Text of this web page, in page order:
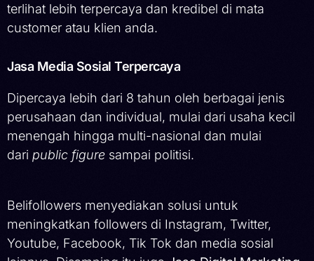
terlihat lebih terpercaya dan kredibel di mata
customer atau klien anda.
Jasa Media Sosial Terpercaya
Dipercaya lebih dari 8 tahun oleh berbagai jenis
perusahaan dan individual, mulai dari usaha kecil
menengah hingga multi-nasional dan mulai
dari public figure sampai politisi.
Belifollowers menyediakan solusi untuk
meningkatkan followers di Instagram, Twitter,
Youtube, Facebook, Tik Tok dan media sosial